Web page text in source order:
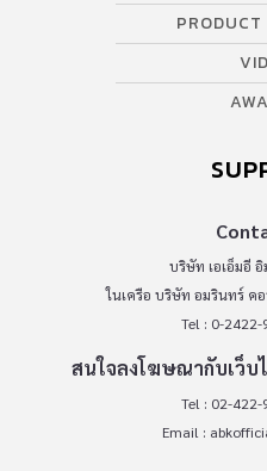
บริษัท เอเอ็มอี
ในเครือ บริษัท อมรินทร์ ค
Tel : 0-
สนใจลงโฆษณากับเว็บ
Tel : 02-
Email :